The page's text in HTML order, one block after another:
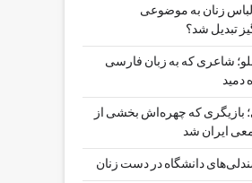
زنان به موضوعی
تبدیل شد؟
شاعری که به زبان فارسی
دمید
بازیگری که چهره‌اش بخشی از
ایران شد
دانشگاه در دست زنان